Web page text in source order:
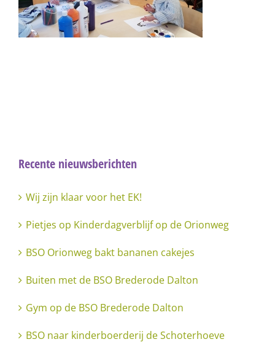
Recente nieuwsberichten
Wij zijn klaar voor het EK!
Pietjes op Kinderdagverblijf op de Orionweg
BSO Orionweg bakt bananen cakejes
Buiten met de BSO Brederode Dalton
Gym op de BSO Brederode Dalton
BSO naar kinderboerderij de Schoterhoeve